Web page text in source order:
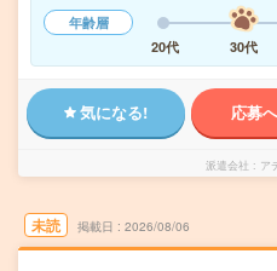
年齢層
20代
30代
気になる! 応募
派遣会社 ア
未読 掲載日 2026/08/06